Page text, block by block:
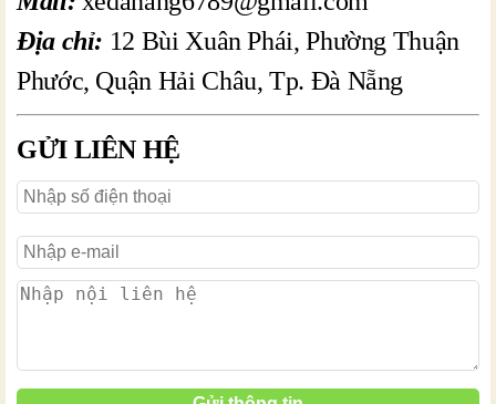
Địa chỉ: 12 Bùi Xuân Phái, Phường Thuận
Phước, Quận Hải Châu, Tp. Đà Nẵng
GỬI LIÊN HỆ